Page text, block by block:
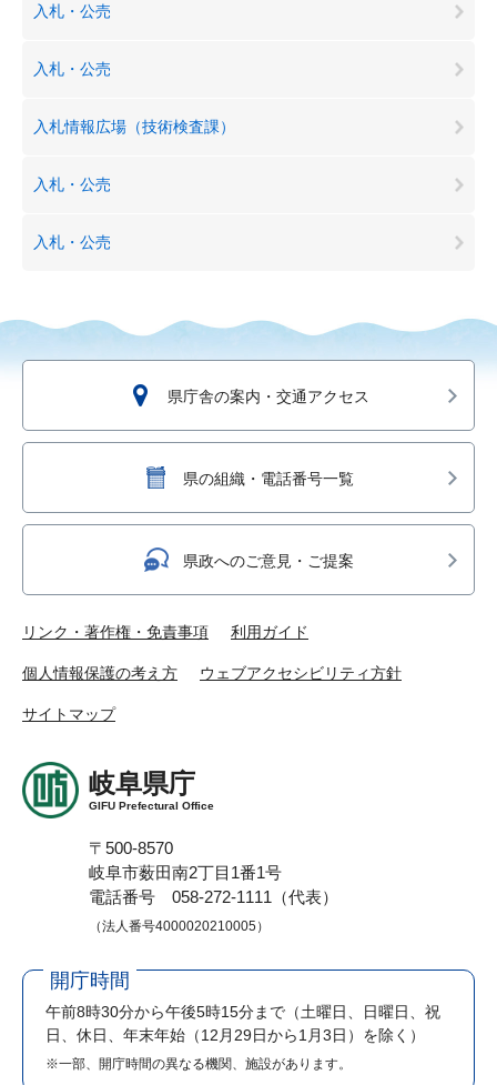
入札・公売
入札・公売
入札情報広場（技術検査課）
入札・公売
入札・公売
県庁舎の案内・交通アクセス
県の組織・電話番号一覧
県政へのご意見・ご提案
リンク・著作権・免責事項 利用ガイド
個人情報保護の考え方 ウェブアクセシビリティ方針
サイトマップ
岐阜県庁
GIFU Prefectural Office
〒500-8570
岐阜市薮田南2丁目1番1号
電話番号 058-272-1111（代表）
（法人番号4000020210005）
開庁時間
午前8時30分から午後5時15分まで （土曜日、日曜日、祝
日、休日、年末年始（12月29日から1月3日）を除く）
※一部、開庁時間の異なる機関、施設があります。